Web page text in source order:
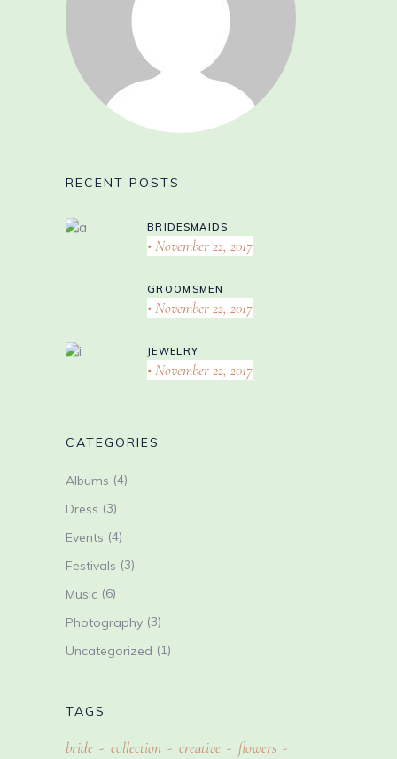
RECENT POSTS
BRIDESMAIDS
November 22, 2017
GROOMSMEN
November 22, 2017
JEWELRY
November 22, 2017
CATEGORIES
Albums (4)
Dress (3)
Events (4)
Festivals (3)
Music (6)
Photography (3)
Uncategorized (1)
TAGS
bride collection creative
flowers